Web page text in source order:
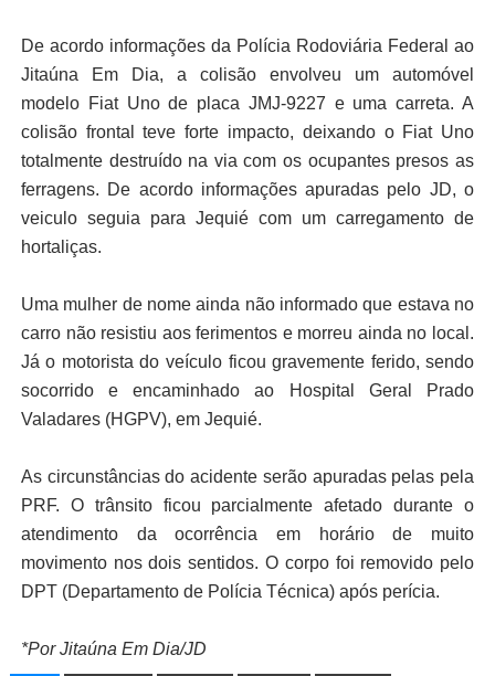
De acordo informações da Polícia Rodoviária Federal ao
Jitaúna Em Dia, a colisão envolveu um automóvel
modelo Fiat Uno de placa JMJ-9227 e uma carreta. A
colisão frontal teve forte impacto, deixando o Fiat Uno
totalmente destruído na via com os ocupantes presos as
ferragens. De acordo informações apuradas pelo JD, o
veiculo seguia para Jequié com um carregamento de
hortaliças.
Uma mulher de nome ainda não informado que estava no
carro não resistiu aos ferimentos e morreu ainda no local.
Já o motorista do veículo ficou gravemente ferido, sendo
socorrido e encaminhado ao Hospital Geral Prado
Valadares (HGPV), em Jequié.
As circunstâncias do acidente serão apuradas pelas pela
PRF. O trânsito ficou parcialmente afetado durante o
atendimento da ocorrência em horário de muito
movimento nos dois sentidos. O corpo foi removido pelo
DPT (Departamento de Polícia Técnica) após perícia.
*Por Jitaúna Em Dia/JD